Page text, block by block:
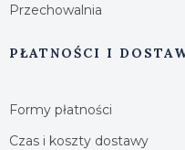
Przechowalnia
PŁATNOŚCI I
Formy płatności
Czas i koszty dostawy